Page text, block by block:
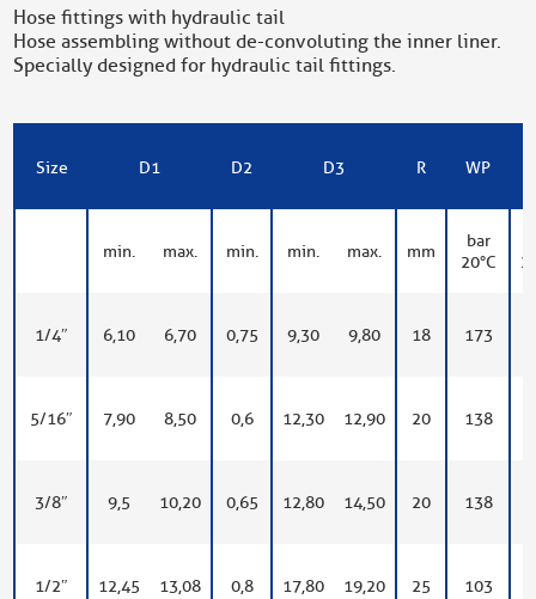
Hose fittings with hydraulic tail
Hose assembling without de-convoluting the inner liner.
Specially designed for hydraulic tail fittings.
Size D1 D2 D3 R WP
min. max. min. min. max. mm
bar
20°C
1/4″ 6,10 6,70 0,75 9,30 9,80 18 173
5/16″ 7,90 8,50 0,6 12,30 12,90 20 138
3/8″ 9,5 10,20 0,65 12,80 14,50 20 138
1/2″ 12,45 13,08 0,8 17,80 19,20 25 103